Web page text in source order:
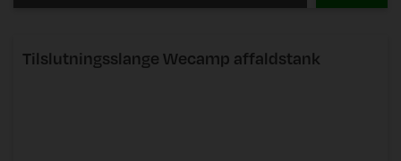
Tilslutningsslange Wecamp affaldstank